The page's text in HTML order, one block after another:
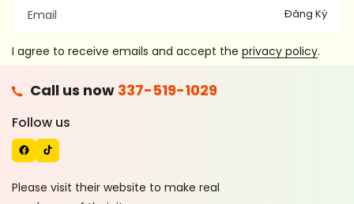
Email Đăng Ký
I agree to receive emails and accept the privacy policy.
Call us now 337-519-1029
Follow us
C
E
B
O
T
I
K
T
O
Please visit their website to make real